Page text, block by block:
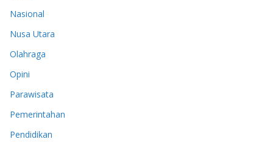
Nasional
Nusa Utara
Olahraga
Opini
Parawisata
Pemerintahan
Pendidikan